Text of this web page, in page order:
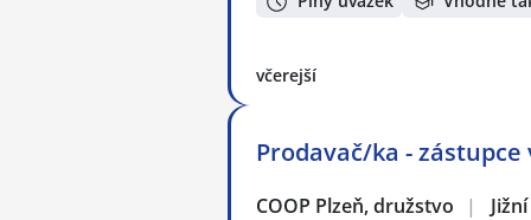
včerejší
Prodavač/ka -
COOP Plzeň, družstvo |